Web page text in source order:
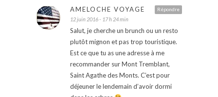
Répondre
AMELOCHE VOYAGE
12 juin 2016 - 17 h 24 min
Salut, je cherche un brunch ou un resto
plutôt mignon et pas trop touristique.
Est ce que tu as une adresse à me
recommander sur Mont Tremblant,
Saint Agathe des Monts. C’est pour
déjeuner le lendemain d’avoir dormi